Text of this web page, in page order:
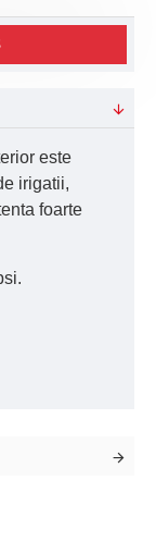
este
irigatii,
foarte